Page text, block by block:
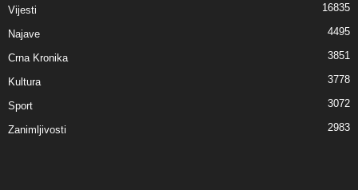
Vijesti 16835
Najave 4495
Crna Kronika 3851
Kultura 3778
Sport 3072
Zanimljivosti 2983